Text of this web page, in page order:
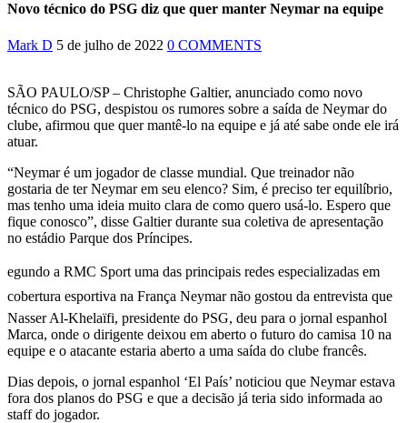
Novo técnico do PSG diz que quer manter Neymar na equipe
Mark D 5 de julho de 2022 0 COMMENTS
SÃO PAULO/SP – Christophe Galtier, anunciado como novo
técnico do PSG, despistou os rumores sobre a saída de Neymar do
clube, afirmou que quer mantê-lo na equipe e já até sabe onde ele irá
atuar.
“Neymar é um jogador de classe mundial. Que treinador não
gostaria de ter Neymar em seu elenco? Sim, é preciso ter equilíbrio,
mas tenho uma ideia muito clara de como quero usá-lo. Espero que
fique conosco”, disse Galtier durante sua coletiva de apresentação
no estádio Parque dos Príncipes.
egundo a RMC Sport uma das principais redes especializadas em
cobertura esportiva na França Neymar não gostou da entrevista que
Nasser Al-Khelaïfi, presidente do PSG, deu para o jornal espanhol
Marca, onde o dirigente deixou em aberto o futuro do camisa 10 na
equipe e o atacante estaria aberto a uma saída do clube francês.
Dias depois, o jornal espanhol ‘El País’ noticiou que Neymar estava
fora dos planos do PSG e que a decisão já teria sido informada ao
staff do jogador.